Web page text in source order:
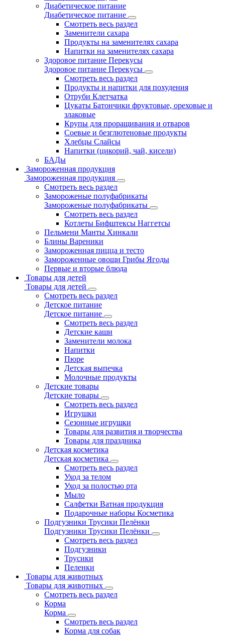
Диабетическое питание
Диабетическое питание
Смотреть весь раздел
Заменители сахара
Продукты на заменителях сахара
Напитки на заменителях сахара
Здоровое питание Перекусы
Здоровое питание Перекусы
Смотреть весь раздел
Продукты и напитки для похудения
Отруби Клетчатка
Цукаты Батончики фруктовые, ореховые и
злаковые
Крупы для проращивания и отваров
Соевые и безглютеновые продукты
Хлебцы Слайсы
Напитки (цикорий, чай, кисели)
БАДы
Замороженная продукция
Замороженная продукция
Смотреть весь раздел
Замороженые полуфабрикаты
Замороженые полуфабрикаты
Смотреть весь раздел
Котлеты Бифштексы Наггетсы
Пельмени Манты Хинкали
Блины Вареники
Замороженная пицца и тесто
Замороженные овощи Грибы Ягоды
Первые и вторые блюда
Товары для детей
Товары для детей
Смотреть весь раздел
Детское питание
Детское питание
Смотреть весь раздел
Детские каши
Заменители молока
Напитки
Пюре
Детская выпечка
Молочные продукты
Детские товары
Детские товары
Смотреть весь раздел
Игрушки
Сезонные игрушки
Товары для развития и творчества
Товары для праздника
Детская косметика
Детская косметика
Смотреть весь раздел
Уход за телом
Уход за полостью рта
Мыло
Салфетки Ватная продукция
Подарочные наборы Косметика
Подгузники Трусики Пелёнки
Подгузники Трусики Пелёнки
Смотреть весь раздел
Подгузники
Трусики
Пеленки
Товары для животных
Товары для животных
Смотреть весь раздел
Корма
Корма
Смотреть весь раздел
Корма для собак